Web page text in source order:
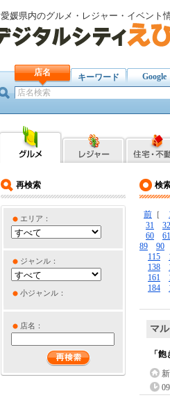
愛媛県内のグルメ・レジャー・イベント
店名 キーワード Google
再検索
エリア：
ジャンル：
小ジャンル：
店名：
検
前 ［
31
32
60
61
89
90
115
138
161
184
マ
「